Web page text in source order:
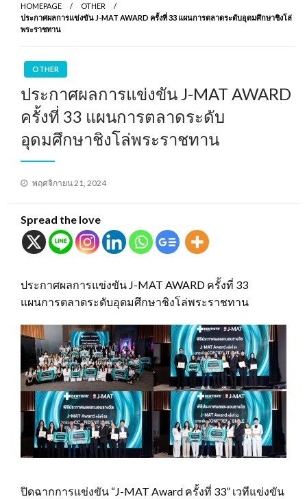
HOMEPAGE
OTHER
ประกาศผลการแข่งขัน J-MAT AWARD ครั้งที่ 33 แผนการตลาดระดับอุดมศึกษาชิงโล่
พระราชทาน
OTHER
ประกาศผลการแข่งขัน J-MAT AWARD
ครั้งที่ 33 แผนการตลาดระดับ
อุดมศึกษาชิงโล่พระราชทาน
Posted
พฤศจิกายน 21, 2024
Spread the love
ประกาศผลการแข่งขัน J-MAT AWARD ครั้งที่ 33
แผนการตลาดระดับอุดมศึกษาชิงโล่พระราชทาน
ปิดฉากการแข่งขัน “J-MAT Award ครั้งที่ 33” เวทีแข่งขัน